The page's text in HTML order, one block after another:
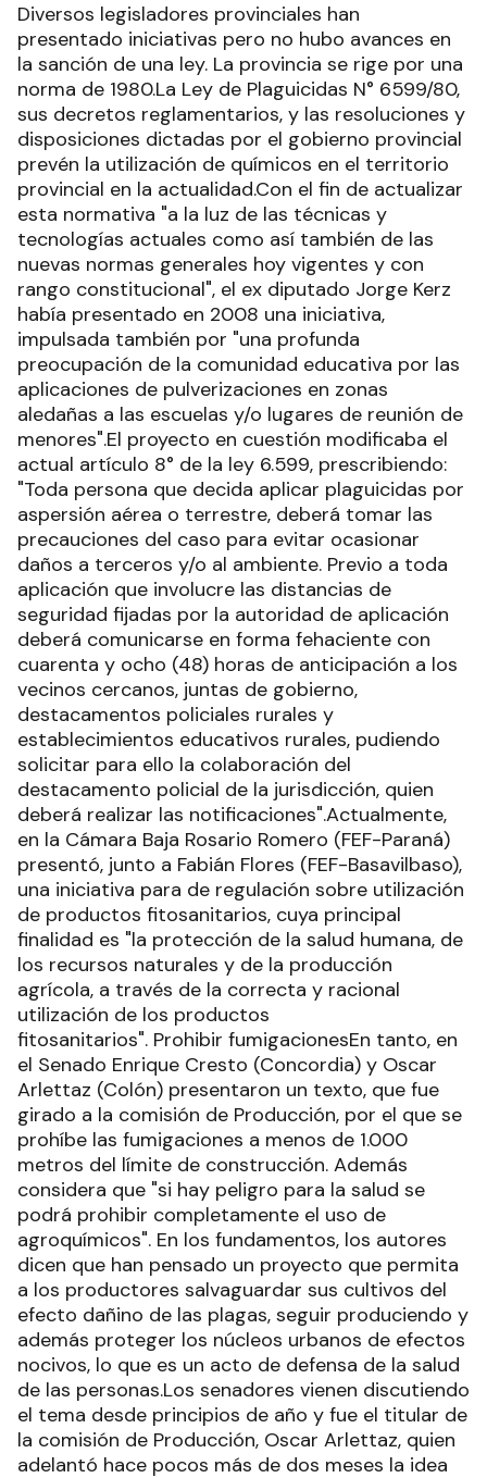
Diversos legisladores provinciales han
presentado iniciativas pero no hubo avances en
la sanción de una ley. La provincia se rige por una
norma de 1980.La Ley de Plaguicidas N° 6599/80,
sus decretos reglamentarios, y las resoluciones y
disposiciones dictadas por el gobierno provincial
prevén la utilización de químicos en el territorio
provincial en la actualidad.Con el fin de actualizar
esta normativa "a la luz de las técnicas y
tecnologías actuales como así también de las
nuevas normas generales hoy vigentes y con
rango constitucional", el ex diputado Jorge Kerz
había presentado en 2008 una iniciativa,
impulsada también por "una profunda
preocupación de la comunidad educativa por las
aplicaciones de pulverizaciones en zonas
aledañas a las escuelas y/o lugares de reunión de
menores".El proyecto en cuestión modificaba el
actual artículo 8° de la ley 6.599, prescribiendo:
"Toda persona que decida aplicar plaguicidas por
aspersión aérea o terrestre, deberá tomar las
precauciones del caso para evitar ocasionar
daños a terceros y/o al ambiente. Previo a toda
aplicación que involucre las distancias de
seguridad fijadas por la autoridad de aplicación
deberá comunicarse en forma fehaciente con
cuarenta y ocho (48) horas de anticipación a los
vecinos cercanos, juntas de gobierno,
destacamentos policiales rurales y
establecimientos educativos rurales, pudiendo
solicitar para ello la colaboración del
destacamento policial de la jurisdicción, quien
deberá realizar las notificaciones".Actualmente,
en la Cámara Baja Rosario Romero (FEF-Paraná)
presentó, junto a Fabián Flores (FEF-Basavilbaso),
una iniciativa para de regulación sobre utilización
de productos fitosanitarios, cuya principal
finalidad es "la protección de la salud humana, de
los recursos naturales y de la producción
agrícola, a través de la correcta y racional
utilización de los productos
fitosanitarios". Prohibir fumigacionesEn tanto, en
el Senado Enrique Cresto (Concordia) y Oscar
Arlettaz (Colón) presentaron un texto, que fue
girado a la comisión de Producción, por el que se
prohíbe las fumigaciones a menos de 1.000
metros del límite de construcción. Además
considera que "si hay peligro para la salud se
podrá prohibir completamente el uso de
agroquímicos". En los fundamentos, los autores
dicen que han pensado un proyecto que permita
a los productores salvaguardar sus cultivos del
efecto dañino de las plagas, seguir produciendo y
además proteger los núcleos urbanos de efectos
nocivos, lo que es un acto de defensa de la salud
de las personas.Los senadores vienen discutiendo
el tema desde principios de año y fue el titular de
la comisión de Producción, Oscar Arlettaz, quien
adelantó hace pocos más de dos meses la idea